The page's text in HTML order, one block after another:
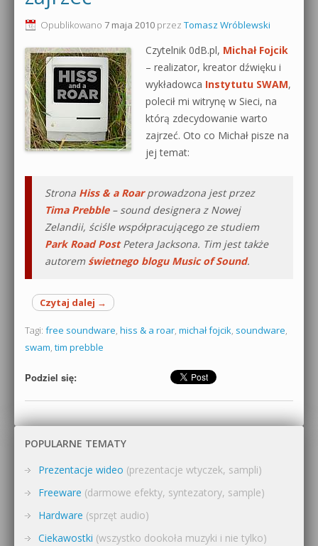
Produkcja muzyczna od podstaw
Sylenth1 od podstaw
Sound Forge od podstaw
Dubstep z syntezatorem Massive
Pakiety
0dB.pl - informacje
Newsletter
Materiały dla mediów
Archiwum aktualności
Polityka prywatności
Regulamin
Działanie sklepu internetowego
Wyszukiwanie
Opublikowano 7 maja 2010 przez Tomasz Wróblewski
Czytelnik 0dB.pl, Michał Fojcik
– realizator, kreator dźwięku i
wykładowca Instytutu SWAM,
polecił mi witrynę w Sieci, na
którą zdecydowanie warto
zajrzeć. Oto co Michał pisze na
jej temat:
Strona Hiss & a Roarprowadzona jest przez
Tima Prebble– sound designera z Nowej
Zelandii, ściśle współpracującego ze studiem
Park Road PostPetera Jacksona. Tim jest także
autorem świetnego blogu Music of Sound.
Czytaj dalej →
Tagi: free soundware, hiss & a roar, michał fojcik, soundware,
swam, tim prebble
Podziel się:
POPULARNE TEMATY
Prezentacje wideo (prezentacje wtyczek, sampli)
Freeware (darmowe efekty, syntezatory, sample)
Hardware (sprzęt audio)
Ciekawostki (wszystko dookoła muzyki i nie tylko)